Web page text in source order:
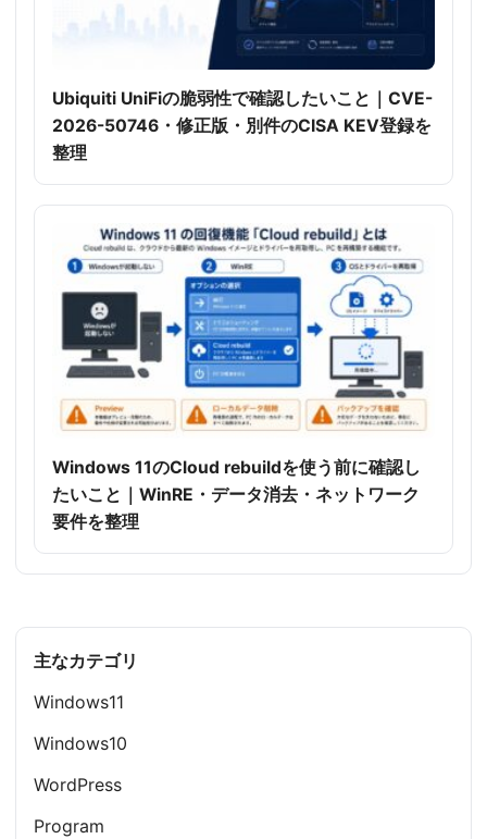
Ubiquiti UniFiの脆弱性で確認したいこと｜CVE-
2026-50746・修正版・別件のCISA KEV登録を
整理
Windows 11のCloud rebuildを使う前に確認し
たいこと｜WinRE・データ消去・ネットワーク
要件を整理
主なカテゴリ
Windows11
Windows10
WordPress
Program